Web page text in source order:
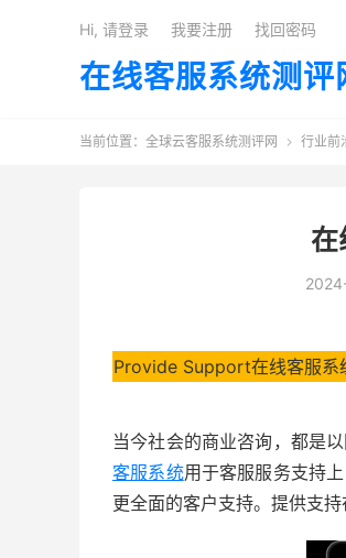
在线客服系统测评
Hi, 请登录 我要注册 找回密码
当前位置： 全球云客服系统测评网  行业前
在
Provide Support在线客服系
当今社会的商业咨询，都是
客服系统用于客服服务支持
更全面的客户支持。提供支